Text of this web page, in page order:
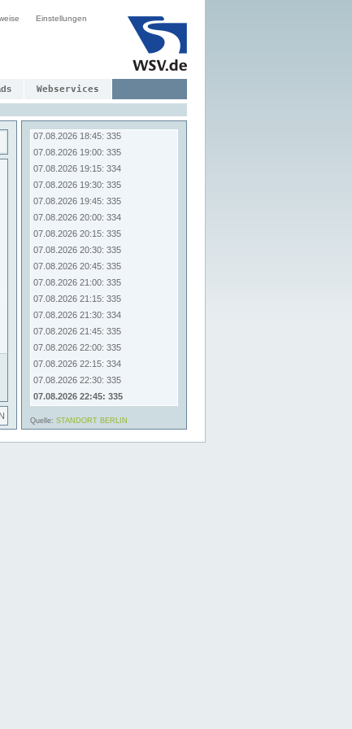
Einstellungen
Webservices
07.08.2026 17:00: 335
07.08.2026 18:00: 335
07.08.2026 18:15: 335
07.08.2026 18:30: 335
07.08.2026 18:45: 335
07.08.2026 19:00: 335
07.08.2026 19:15: 334
07.08.2026 19:30: 335
07.08.2026 19:45: 335
07.08.2026 20:00: 334
07.08.2026 20:15: 335
07.08.2026 20:30: 335
07.08.2026 20:45: 335
07.08.2026 21:00: 335
07.08.2026 21:15: 335
07.08.2026 21:30: 334
07.08.2026 21:45: 335
07.08.2026 22:00: 335
07.08.2026 22:15: 334
07.08.2026 22:30: 335
07.08.2026 22:45: 335
Quelle: STANDORT BERLIN